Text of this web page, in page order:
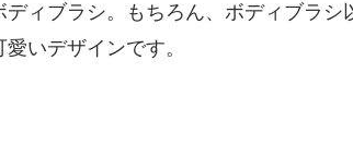
ィブラシ。もちろん、ボディブラ
いデザインです。